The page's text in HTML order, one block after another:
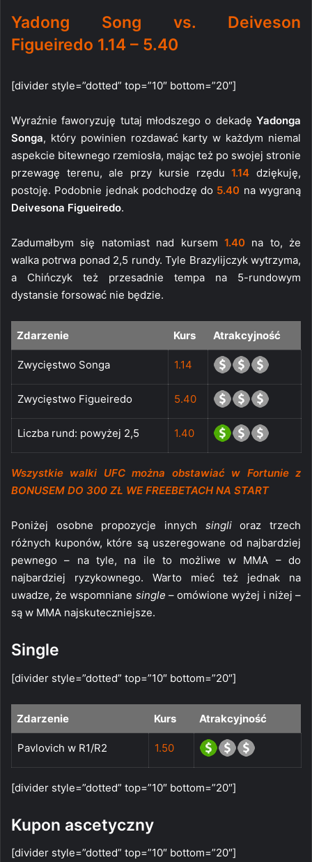
Yadong Song vs. Deiveson
Figueiredo 1.14 – 5.40
[divider style=”dotted” top=”10″ bottom=”20″]
Wyraźnie faworyzuję tutaj młodszego o dekadę Yadonga
Songa, który powinien rozdawać karty w każdym niemal
aspekcie bitewnego rzemiosła, mając też po swojej stronie
przewagę terenu, ale przy kursie rzędu1.14 dziękuję,
postoję. Podobnie jednak podchodzę do 5.40 na wygraną
Deivesona Figueiredo.
Zadumałbym się natomiast nad kursem 1.40na to, że
walka potrwa ponad 2,5 rundy. Tyle Brazylijczyk wytrzyma,
a Chińczyk też przesadnie tempa na 5-rundowym
dystansie forsować nie będzie.
Zdarzenie Kurs Atrakcyjność
Zwycięstwo Songa 1.14
Zwycięstwo Figueiredo 5.40
Liczba rund: powyżej 2,5 1.40
Wszystkie walki UFC można obstawiać w Fortunie z
BONUSEM DO 300 ZŁ WE FREEBETACH NA START
Poniżej osobne propozycje innych singlioraz trzech
różnych kuponów, które są uszeregowane od najbardziej
pewnego – na tyle, na ile to możliwe w MMA – do
najbardziej ryzykownego. Warto mieć też jednak na
uwadze, że wspomniane single – omówione wyżej i niżej –
są w MMA najskuteczniejsze.
Single
[divider style=”dotted” top=”10″ bottom=”20″]
Zdarzenie Kurs Atrakcyjność
Pavlovich w R1/R2 1.50
[divider style=”dotted” top=”10″ bottom=”20″]
Kupon ascetyczny
[divider style=”dotted” top=”10″ bottom=”20″]